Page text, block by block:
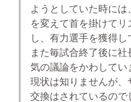
ようとしていた時に
を変えて首を掛けて
し、有力選手を獲得し
また毎試合終了後に
気の議論をかわしてい
現状は知りませんが、
交換はされているので